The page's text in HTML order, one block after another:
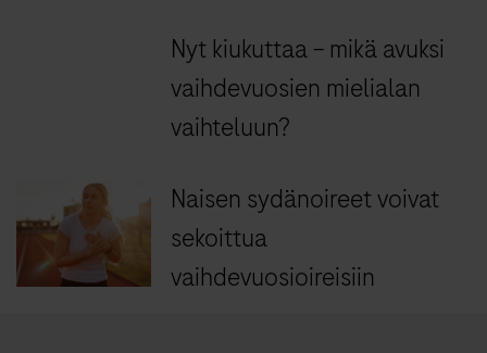
Nyt kiukuttaa – mikä avuksi
vaihdevuosien mielialan
vaihteluun?
Naisen sydänoireet voivat
sekoittua
vaihdevuosioireisiin